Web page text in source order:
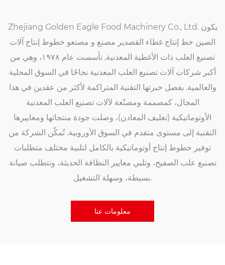
Zhejiang Golden Eagle Food Machinery Co., Ltd. يكون
الصين خط إنتاج غطاء القصدير مصنع و مصنعو خطوط إنتاج آلات
تصنيع العلب ذات الأغطية المعدنية
, تأسست عام ١٩٧٨، وهي من
أكبر شركات آلات تصنيع العلب المعدنية نجاحًا في السوق المحلية
والعالمية. بفضل خبرتها التقنية المتراكمة لأكثر من عقدين في هذا
المجال، كمصممة ومصنّعة لآلات تصنيع العلب المعدنية
الأوتوماتيكية (تغليف المعادن)، وصلت جودة منتجاتها ومعاييرها
التقنية إلى مستوى متقدم في السوق الأوروبية. تُمكّن الشركة من
توفير خطوط إنتاج أوتوماتيكية بالكامل لتلبية مختلف متطلبات
تصنيع علب الصفيح، وتلبي معايير النظافة الحديثة، وتتطلب صيانة
بسيطة، وسهلة التشغيل.
معلومات عنا